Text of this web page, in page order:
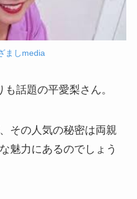
ましmedia
話題の平愛梨さん。
その人気の秘密は両親
魅力にあるのでしょう